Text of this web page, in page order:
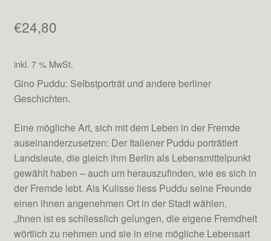
Christian Borchert – Diskreter Chronist
Echtheit von Bewertungen
Impressum
Mein Konto
Shop
€24,80
inkl. 7 % MwSt.
Gino Puddu: Selbstporträt und andere berliner
Geschichten.
Eine mögliche Art, sich mit dem Leben in der Fremde
auseinanderzusetzen: Der Italiener Puddu porträtiert
Landsleute, die gleich ihm Berlin als Lebensmittelpunkt
gewählt haben – auch um herauszufinden, wie es sich in
der Fremde lebt. Als Kulisse liess Puddu seine Freunde
einen ihnen angenehmen Ort in der Stadt wählen.
„Ihnen ist es schliesslich gelungen, die eigene Fremdheit
wörtlich zu nehmen und sie in eine mögliche Lebensart